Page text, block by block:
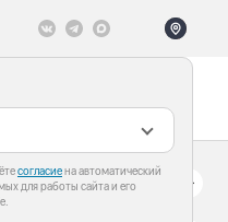
согласиена автоматический
для работы сайта и его